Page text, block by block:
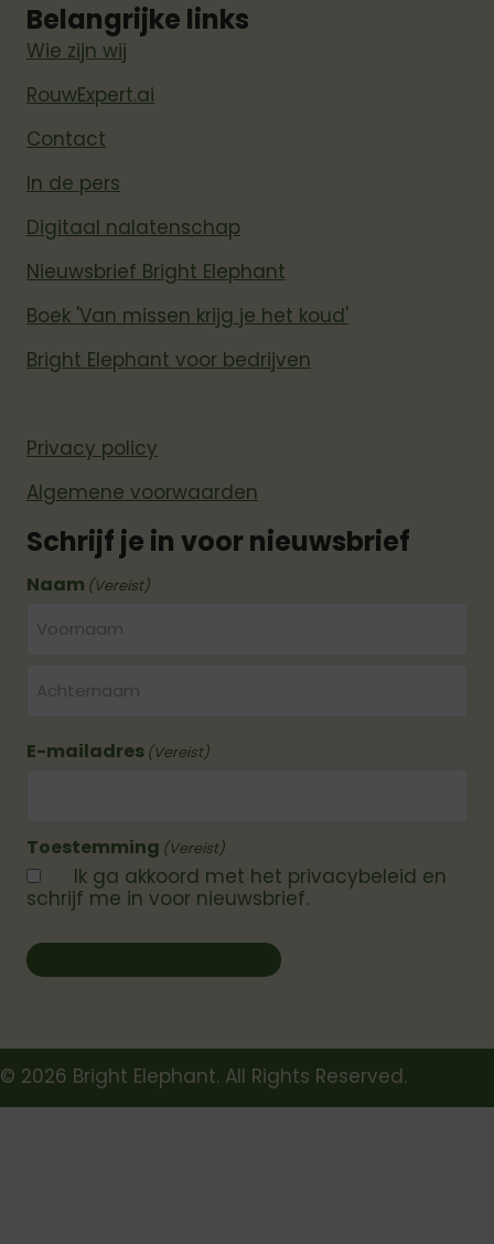
Belangrijke links
Wie zijn wij
RouwExpert.ai
Contact
In de pers
Digitaal nalatenschap
Nieuwsbrief Bright Elephant
Boek 'Van missen krijg je het koud'
Bright Elephant voor bedrijven
Privacy policy
Algemene voorwaarden
Schrijf je in voor nieuwsbrief
Naam (Vereist)
E-mailadres (Vereist)
Toestemming (Vereist)
Ik ga akkoord met het privacybeleid en
schrijf me in voor nieuwsbrief.
© 2026 Bright Elephant. All Rights Reserved.